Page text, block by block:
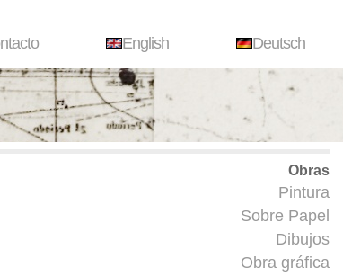
English Deutsch
Obras
Pintura
Sobre Papel
Dibujos
Obra gráfica